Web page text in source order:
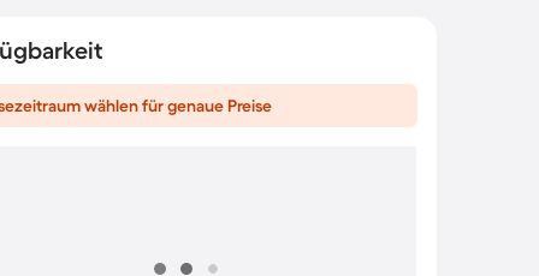
wählen für genaue Preise